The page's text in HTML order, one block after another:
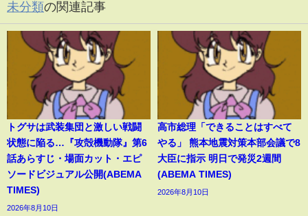
未分類の関連記事
トグサは武装集団と激しい戦闘
状態に陥る…『攻殻機動隊』第6
話あらすじ・場面カット・エピ
ソードビジュアル公開(ABEMA
TIMES)
2026年8月10日
高市総理「できることはすべて
やる」 熊本地震対策本部会議で8
大臣に指示 明日で発災2週間
(ABEMA TIMES)
2026年8月10日